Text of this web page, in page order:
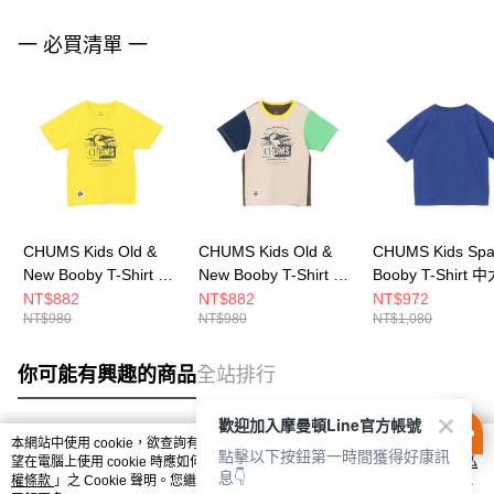
一 必買清單 一
CHUMS Kids Old &
New Booby T-Shirt 中
大童 短袖上衣 黃色
CH211442Y001
NT$882
NT$980
CHUMS Kids Old &
New Booby T-Shirt 中
大童 短袖上衣 Green
Crazy CH211442C086
NT$882
NT$980
CHUMS Kids
Booby T-Shirt 中
短袖上衣 藍色
CH211356A001
NT$972
NT$1,080
你可能有興趣的商品全站排行
熱門標籤
本網站中使用 cookie，欲查詢有關本網站使用 cookie 方式之詳情，及若您不希
望在電腦上使用 cookie 時應如何變更電腦的 cookie 設定，請參閱本網站「
隱私
權條款 」之 Cookie 聲明。您繼續使用本網站即表示您同意本公司得按本網站使
歡迎加入摩曼頓Line官方帳號
點擊以下按鈕第一時間獲得好康訊
息👇